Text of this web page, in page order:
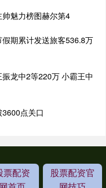
魅力榜图赫尔第4
期累计发送旅客536.8万
龙中2等220万 小霸王中
点关口
票配资
股票配资官